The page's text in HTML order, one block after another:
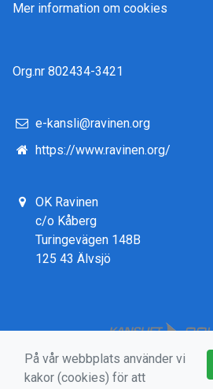
Mer information om cookies
Org.nr 802434-3421
e-kansli@ravinen.org
https://www.ravinen.org/
OK Ravinen
c/o Kåberg
Turingevägen 148B
125 43 Älvsjö
På vår webbplats använder vi
kakor (cookies) för att